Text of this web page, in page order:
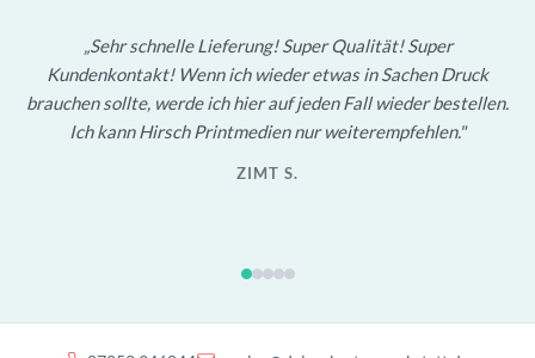
Sehr schnelle Lieferung! Super Qualität! Super
Kundenkontakt! Wenn ich wieder etwas in Sachen Druck
brauchen sollte, werde ich hier auf jeden Fall wieder bestellen.
Ich kann Hirsch Printmedien nur weiterempfehlen.
ZIMT S.